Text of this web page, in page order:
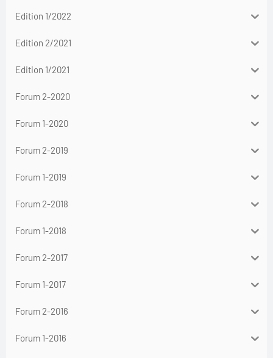
Edition 1/2022
Edition 2/2021
Edition 1/2021
Forum 2-2020
Forum 1-2020
Forum 2-2019
Forum 1-2019
Forum 2-2018
Forum 1-2018
Forum 2-2017
Forum 1-2017
Forum 2-2016
Forum 1-2016